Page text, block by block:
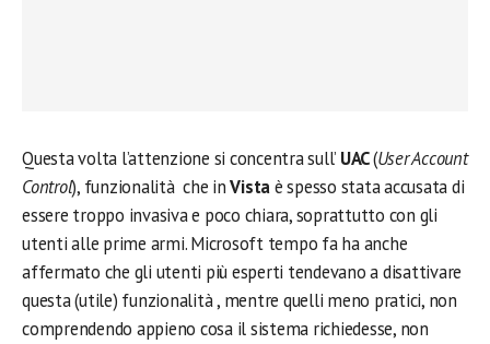
Questa volta l’attenzione si concentra sull’ UAC(User Account
Control), funzionalità che inVistaè spesso stata accusata di
essere troppo invasiva e poco chiara, soprattutto con gli
utenti alle prime armi. Microsoft tempo fa ha anche
affermato che gli utenti più esperti tendevano a disattivare
questa (utile) funzionalità , mentre quelli meno pratici, non
comprendendo appieno cosa il sistema richiedesse, non